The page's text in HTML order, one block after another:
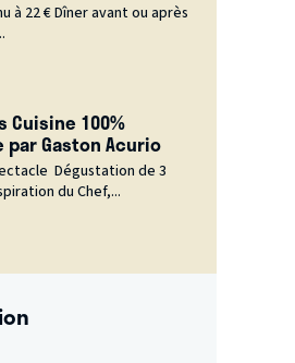
à 22 € Dîner avant ou après
Cuisine 100%
Gaston Acurio
Dégustation de 3
du Chef,...